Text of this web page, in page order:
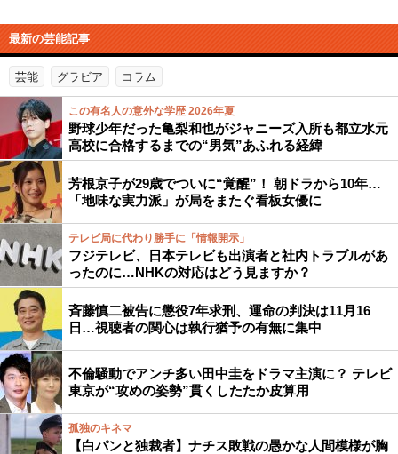
最新の芸能記事
芸能 グラビア コラム
この有名人の意外な学歴 2026年夏
野球少年だった亀梨和也がジャニーズ入所も都立水元
高校に合格するまでの“男気”あふれる経緯
芳根京子が29歳でついに“覚醒”！ 朝ドラから10年…
「地味な実力派」が局をまたぐ看板女優に
テレビ局に代わり勝手に「情報開示」
フジテレビ、日本テレビも出演者と社内トラブルがあ
ったのに…NHKの対応はどう見ますか？
斉藤慎二被告に懲役7年求刑、運命の判決は11月16
日…視聴者の関心は執行猶予の有無に集中
不倫騒動でアンチ多い田中圭をドラマ主演に？ テレビ
東京が“攻めの姿勢”貫くしたたか皮算用
孤独のキネマ
【白パンと独裁者】ナチス敗戦の愚かな人間模様が胸